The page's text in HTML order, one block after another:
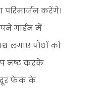
परिमार्जन करेंगे।
गार्डन में
लगाए पौधों को
नष्ट करके
फेंक के